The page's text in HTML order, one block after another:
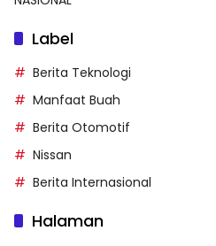
Label
Berita Teknologi
Manfaat Buah
Berita Otomotif
Nissan
Berita Internasional
Halaman